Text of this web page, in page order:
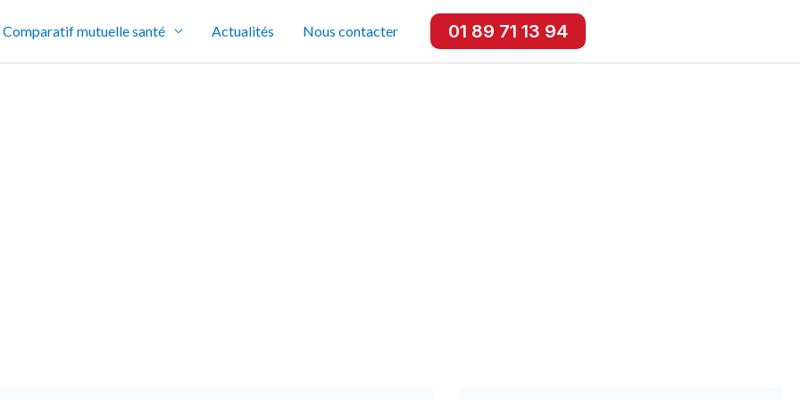
Comparatif mutuelle santé Actualités Nous contacter 01 89 71 13 94